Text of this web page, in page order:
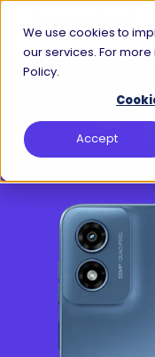
We use cookies to
our services. For
Policy.
Accept
Plus